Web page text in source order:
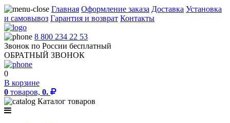
Главная Оформление заказа Доставка Установка
и самовывоз Гарантия и возврат Контакты
8 800 234 22 53
Звонок по России бесплатный
ОБРАТНЫЙ ЗВОНОК
0
В корзине
0 товаров, 0.
Каталог товаров